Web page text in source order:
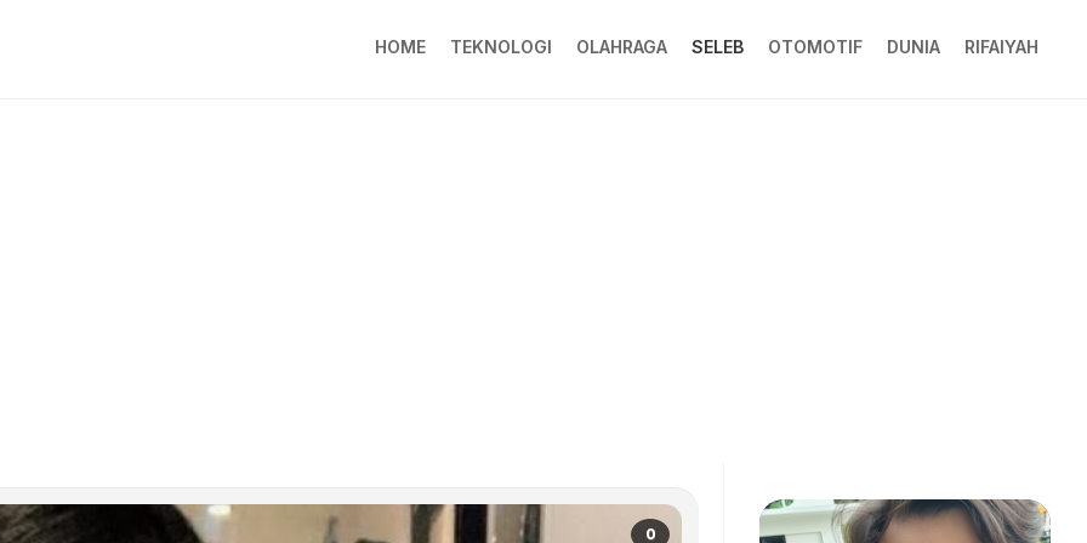
HOME TEKNOLOGI OLAHRAGA SELEB OTOMOTIF DUNIA RIFAIYAH
0